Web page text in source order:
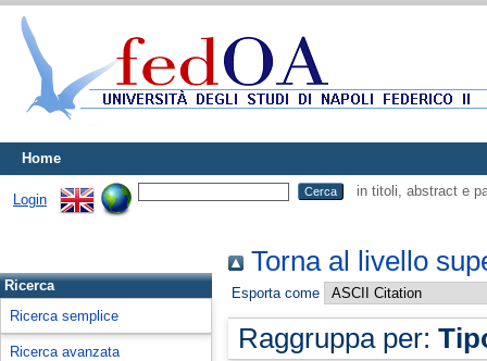
Home
Login
in titoli, abstract e
Ricerca
Ricerca semplice
Ricerca avanzata
Torna al livello
Esporta come
Raggruppa per: